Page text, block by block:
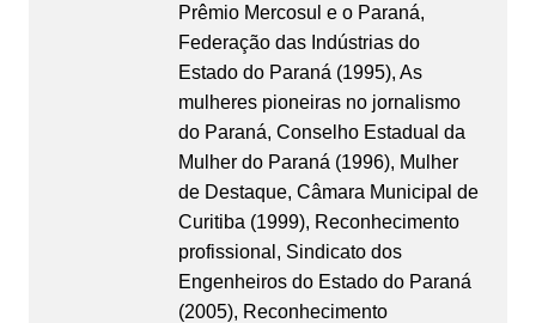
Prêmio Mercosul e o Paraná,
Federação das Indústrias do
Estado do Paraná (1995), As
mulheres pioneiras no jornalismo
do Paraná, Conselho Estadual da
Mulher do Paraná (1996), Mulher
de Destaque, Câmara Municipal de
Curitiba (1999), Reconhecimento
profissional, Sindicato dos
Engenheiros do Estado do Paraná
(2005), Reconhecimento